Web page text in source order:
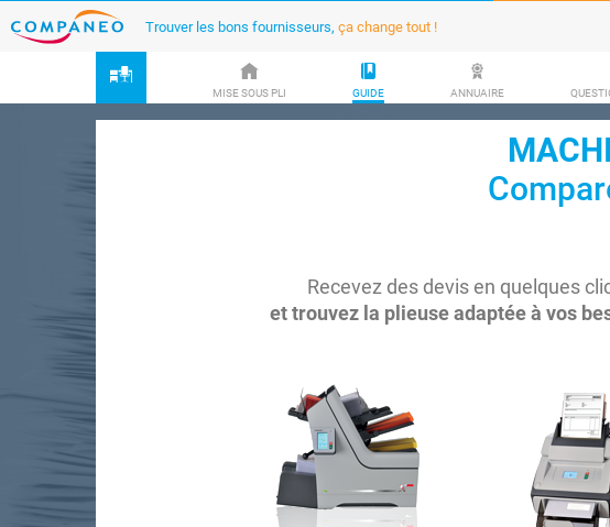
Trouver les bons fournisseurs, ça change tout !
MISE SOUS PLI GUIDE ANNUAIRE
Recevez des devis en quelques
et trouvez la plieuse adaptée à vos